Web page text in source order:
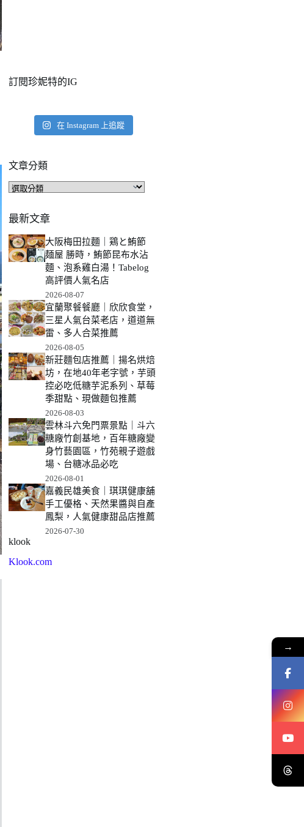
訂閱珍妮特的IG
在 Instagram 上追蹤
文章分類
文
分
類
最新文章
大阪梅田拉麵｜鶏と鮪節
麺屋 勝時，鮪節昆布水沾
麵、泡系雞白湯！Tabelog
高評價人氣名店
2026-08-07
宜蘭聚餐餐廳｜欣欣食堂，
三星人氣台菜老店，道道無
雷、多人合菜推薦
2026-08-05
新莊麵包店推薦｜揚名烘焙
坊，在地40年老字號，芋頭
控必吃低糖芋泥系列、草莓
季甜點、現做麵包推薦
2026-08-03
雲林斗六免門票景點｜斗六
糖廠竹創基地，百年糖廠變
身竹藝園區，竹苑親子遊戲
場、台糖冰品必吃
2026-08-01
嘉義民雄美食｜琪琪健康舖
手工優格、天然果醬與自產
鳳梨，人氣健康甜品店推薦
2026-07-30
klook
Klook.com
→